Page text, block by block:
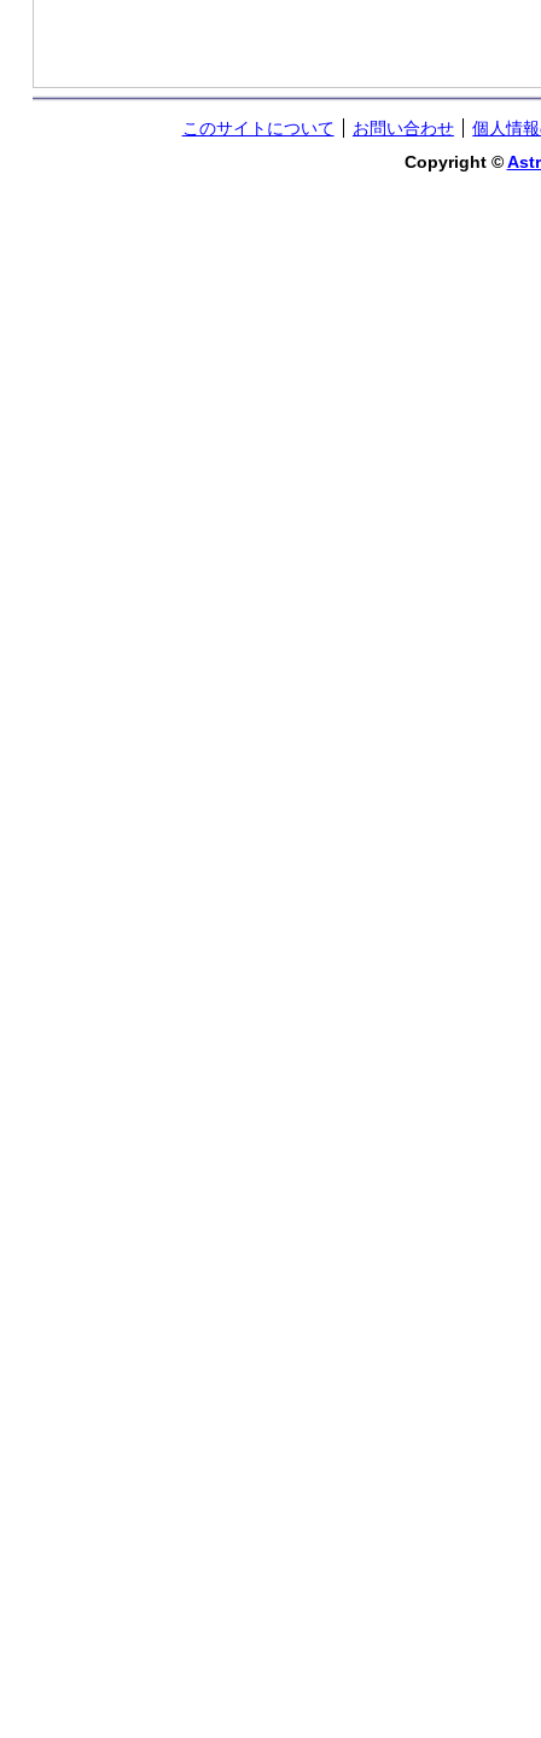
このサイトについて お問い合わせ
個人情
Copyright ©